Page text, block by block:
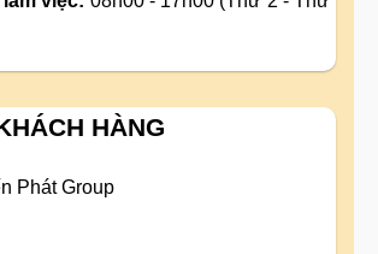
HÀNG
Phát Group